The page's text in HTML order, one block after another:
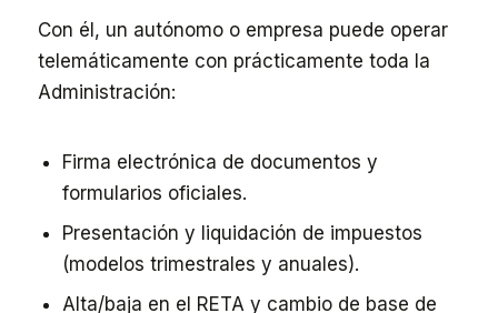
Con él, un autónomo o empresa puede operar
telemáticamente con prácticamente toda la
Administración:
Firma electrónica de documentos y
formularios oficiales.
Presentación y liquidación de impuestos
(modelos trimestrales y anuales).
Alta/baja en el RETA y cambio de base de